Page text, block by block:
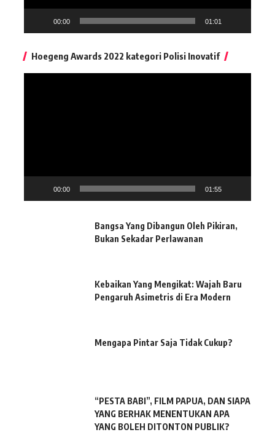
00:00 01:01
Hoegeng Awards 2022 kategori Polisi Inovatif
00:00 01:55
Bangsa Yang Dibangun Oleh Pikiran,
Bukan Sekadar Perlawanan
Kebaikan Yang Mengikat: Wajah Baru
Pengaruh Asimetris di Era Modern
Mengapa Pintar Saja Tidak Cukup?
“PESTA BABI”, FILM PAPUA, DAN SIAPA
YANG BERHAK MENENTUKAN APA
YANG BOLEH DITONTON PUBLIK?